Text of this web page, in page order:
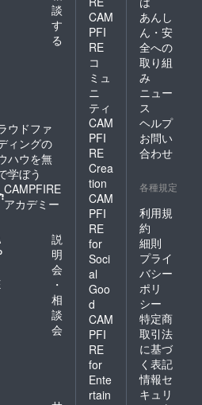
談
す
る
ウドファ
ィングの
ハウを無
学ぼう
CAMPFIRE
アカデミー
説
明
会
・
相
談
会
CAM
PFI
RE
コ
ミュ
ニ
ティ
CAM
PFI
RE
Crea
tion
CAM
PFI
RE
for
Soci
al
Goo
d
CAM
PFI
RE
for
Ente
rtain
あんし
ん・安
全への
取り組
み
ニュー
ス
ヘルプ
お問い
合わせ
各種規定
利用規
約
細則
プライ
バシー
ポリ
シー
特定商
取引法
に基づ
く表記
情報セ
キュリ